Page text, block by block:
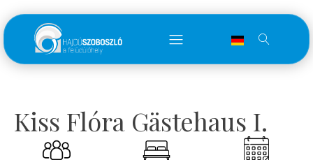
Kiss Flóra Gästehaus I.